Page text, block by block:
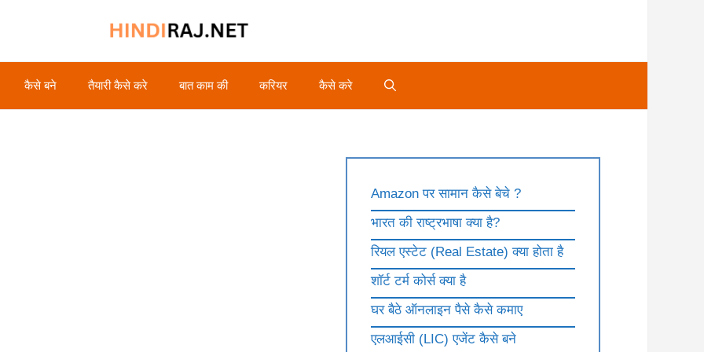
कैसे बने तैयारी कैसे करे बात काम की करियर कैसे करे
Amazon पर सामान कैसे बेचे ?
भारत की राष्ट्रभाषा क्या है?
रियल एस्टेट (Real Estate) क्या होता है
शॉर्ट टर्म कोर्स क्या है
घर बैठे ऑनलाइन पैसे कैसे कमाए
एलआईसी (LIC) एजेंट कैसे बने